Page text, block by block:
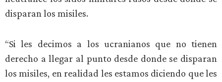
disparan los misiles.
“Si les decimos a los ucranianos que no tienen
derecho a llegar al punto desde donde se disparan
los misiles, en realidad les estamos diciendo que les